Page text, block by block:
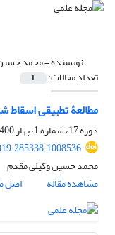
نویسنده =محمد
تعداد مقالات: 1
مطالعۀ تطبیقی اسقاط
دوره 17، شماره 1، بهار 1400، صفحه
محمد حسین وکیلی مقدم
مشاهده مقاله
اصل